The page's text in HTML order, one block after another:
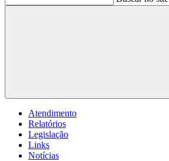
Buscar
Atendimento
Relatórios
Legislação
Links
Notícias